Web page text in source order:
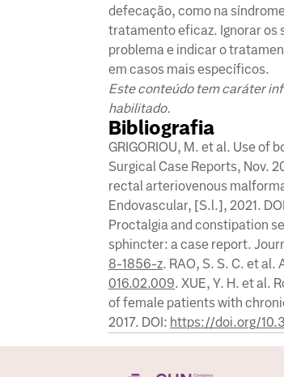
defecação, como na
tratamento eficaz. Ignorar os
problema e indicar o
em casos mais específicos.
Este conteúdo tem caráter
habilitado.
Bibliografia
GRIGORIOU, M. et al. Use
Surgical Case Reports, Nov.
rectal arteriovenous
Endovascular, [S.l.], 2021.
Proctalgia and constipation
sphincter: a case report.
8-1856-z. RAO, S. S. C. et
016.02.009. XUE, Y. H. et al.
of female patients with
2017. DOI: https://doi.org/